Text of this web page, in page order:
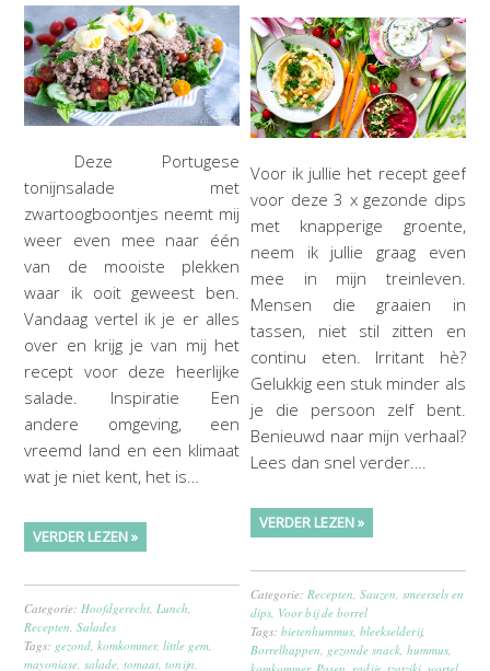
Deze Portugese
tonijnsalade met
zwartoogboontjes neemt mij
weer even mee naar één
van de mooiste plekken
waar ik ooit geweest ben.
Vandaag vertel ik je er alles
over en krijg je van mij het
recept voor deze heerlijke
salade. Inspiratie Een
andere omgeving, een
vreemd land en een klimaat
wat je niet kent, het is…
VERDER LEZEN »
Categorie:Hoofdgerecht,Lunch,
Recepten,Salades
Tags: gezond,komkommer,little gem,
mayoniase,salade,tomaat,tonijn,
Voor ik jullie het recept geef
voor deze 3 x gezonde dips
met knapperige groente,
neem ik jullie graag even
mee in mijn treinleven.
Mensen die graaien in
tassen, niet stil zitten en
continu eten. Irritant hè?
Gelukkig een stuk minder als
je die persoon zelf bent.
Benieuwd naar mijn verhaal?
Lees dan snel verder….
VERDER LEZEN »
Categorie:Recepten,Sauzen, smeersels en
dips, Voor bij de borrel
Tags:bietenhummus,bleekselderij,
Borrelhappen, gezonde snack,hummus,